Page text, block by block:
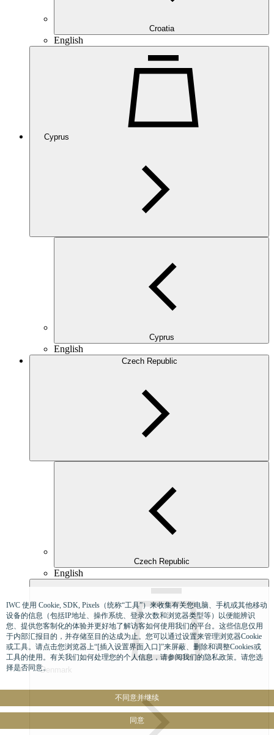
Croatia
English
Cyprus
Cyprus
English
Czech Republic
Czech Republic
English
Denmark
IWC 使用 Cookie, SDK, Pixels（统称“工具”）来收集有关您电脑、手机或其他移动
设备的信息（包括IP地址、操作系统、登录次数和浏览器类型等）以便能辨识
您、提供您客制化的体验并更好地了解访客如何使用我们的平台。这些信息仅用
于内部汇报目的，并存储至目的达成为止。您可以通过设置来管理浏览器Cookie
或工具。请点击您浏览器上“[插入设置界面入口]”来屏蔽、删除和调整Cookies或
工具的使用。有关我们如何处理您的个人信息，请参阅我们的隐私政策。请您选
择是否同意。
不同意并继续
同意